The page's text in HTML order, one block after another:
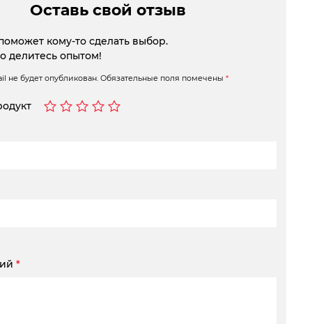
Оставь свой отзыв
кому-то сделать выбор.
делитесь опытом!
не будет опубликован. Обязательные поля помечены *
*